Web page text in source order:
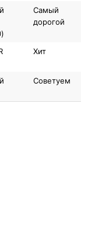
Самый
дорогой
Хит
Советуем